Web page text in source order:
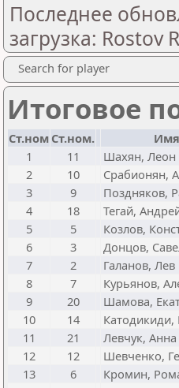
Последнее
загрузка: Rostov
Search for player
Итоговое
Ст.ном Ст.ном. Имя
1
11 Шахян, Леон
2
10 Срабионян,
3
9 Поздняков,
4
18 Тегай,
5
5 Козлов,
6
3 Донцов,
7
2 Галанов, Лев
8
7 Курьянов,
9
20 Шамова,
10
14 Катодикиди,
11
21 Левчук, Анна
12
12 Шевченко,
13
6 Кромин,